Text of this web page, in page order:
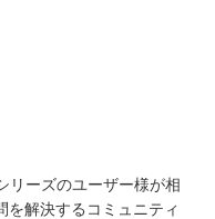
リーズのユーザー様が相
を解決するコミュニティ